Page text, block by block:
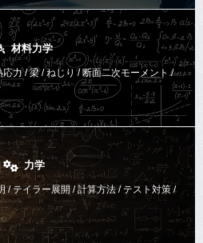
材料力学
応力 / 梁 / ねじり /断面二次モーメント /
力学
/ テイラー展開 / 計算方法 / テスト対策 /